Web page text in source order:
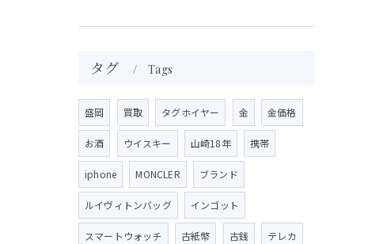
タグ Tags
盛岡 買取 タグホイヤー 金 金価格
お酒 ウイスキー 山崎18年 携帯
iphone MONCLER ブランド
ルイヴィトンバッグ インゴット
スマートウォッチ 古紙幣 古銭 テレカ